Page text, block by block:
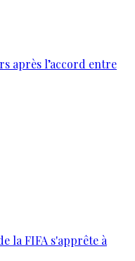
après l’accord entre
la FIFA s'apprête à